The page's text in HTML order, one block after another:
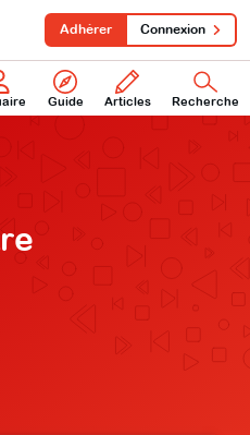
Guide Articles Recherche
Adhérer Connexion